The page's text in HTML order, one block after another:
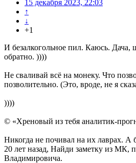
15 декабря 2023, 22:03
↑
↓
+1
И безалкогольное пил. Каюсь. Дача,
обратно. ))))
Не сваливай всё на монеку. Что
позволительно. (Это, вроде, не я
))))
© «Хреновый из тебя аналитик-
Никогда не почивал на их лаврах. А
20 лет назад, Найди заметку из МК,
Владимировича.